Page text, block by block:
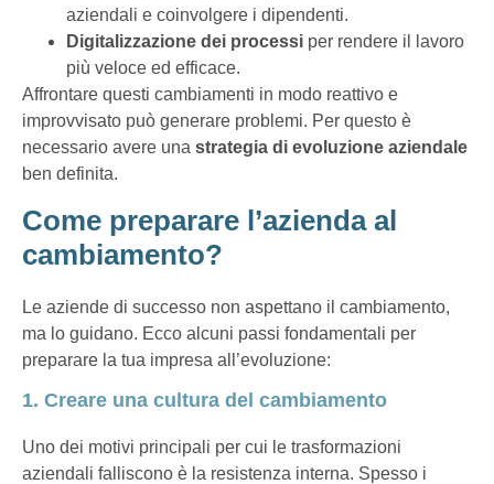
aziendali e coinvolgere i dipendenti.
Digitalizzazione dei processi per rendere il lavoro
più veloce ed efficace.
Affrontare questi cambiamenti in modo reattivo e
improvvisato può generare problemi. Per questo è
necessario avere una strategia di evoluzione aziendale
ben definita.
Come preparare l’azienda al
cambiamento?
Le aziende di successo non aspettano il cambiamento,
ma lo guidano. Ecco alcuni passi fondamentali per
preparare la tua impresa all’evoluzione:
1. Creare una cultura del cambiamento
Uno dei motivi principali per cui le trasformazioni
aziendali falliscono è la resistenza interna. Spesso i